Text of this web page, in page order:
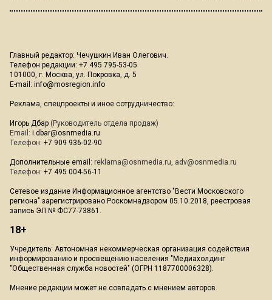
Главный редактор: Чечушкин Иван Олегович.
Телефон редакции: +7 495 795-53-05
101000, г. Москва, ул. Покровка, д. 5
E-mail: info@mosregion.info
Реклама, спецпроекты и иное сотрудничество:
Игорь Дбар (Руководитель отдела продаж)
Email: i.dbar@osnmedia.ru
Телефон: +7 909 936-02-90
Дополнительные email: reklama@osnmedia.ru, adv@osnmedia.ru
Телефон: +7 495 004-56-11
Сетевое издание Информационное агентство "Вести Московского
региона" зарегистрировано Роскомнадзором 05.10.2018, реестровая
запись ЭЛ № ФС77-73861.
18+
Учредитель: Автономная некоммерческая организация содействия
информированию и просвещению населения "Медиахолдинг
"Общественная служба новостей" (ОГРН 1187700006328).
Мнение редакции может не совпадать с мнением авторов.